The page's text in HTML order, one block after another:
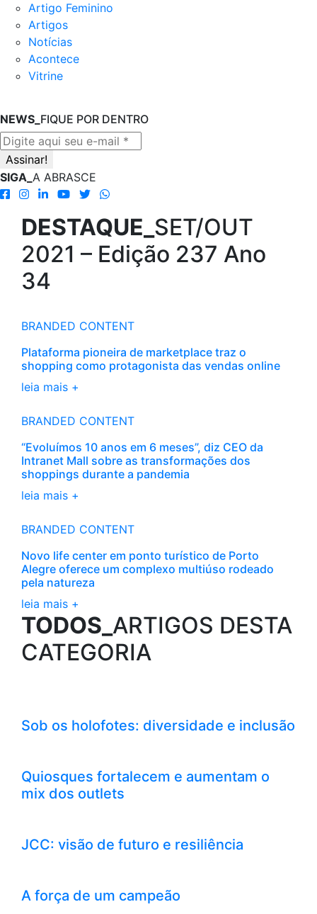
Artigo Feminino
Artigos
Notícias
Acontece
Vitrine
NEWS_ FIQUE POR DENTRO
SIGA_ A ABRASCE
DESTAQUE_ SET/OUT
2021 – Edição 237 Ano
34
BRANDED CONTENT
Plataforma pioneira de marketplace traz o
shopping como protagonista das vendas online
leia mais +
BRANDED CONTENT
“Evoluímos 10 anos em 6 meses”, diz CEO da
Intranet Mall sobre as transformações dos
shoppings durante a pandemia
leia mais +
BRANDED CONTENT
Novo life center em ponto turístico de Porto
Alegre oferece um complexo multiúso rodeado
pela natureza
leia mais +
TODOS_ ARTIGOS DESTA
CATEGORIA
Sob os holofotes: diversidade e inclusão
Quiosques fortalecem e aumentam o
mix dos outlets
JCC: visão de futuro e resiliência
A força de um campeão